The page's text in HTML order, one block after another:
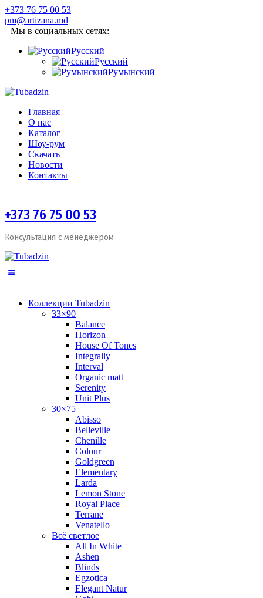
+373 76 75 00 53
pm@artizana.md
Мы в социальных сетях:
Русский
Русский
Румынский
Главная
О нас
Каталог
Шоу-рум
Скачать
Новости
Контакты
+373 76 75 00 53
Консультация с менеджером
Коллекции Tubadzin
33×90
Balance
Horizon
House Of Tones
Integrally
Interval
Organic matt
Serenity
Unit Plus
30×75
Abisso
Belleville
Chenille
Colour
Goldgreen
Elementary
Larda
Lemon Stone
Royal Place
Terrane
Venatello
Всё светлое
All In White
Ashen
Blinds
Egzotica
Elegant Natur